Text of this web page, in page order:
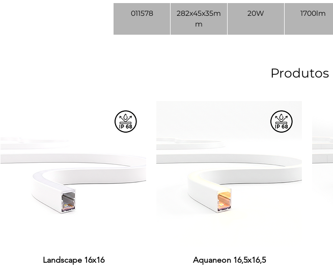
011578
282x45x35m
m
20W 1700lm
Produtos
Visualização rápida
Landscape 16x16 Visualização rápida
Aquaneon 16,5x16,5